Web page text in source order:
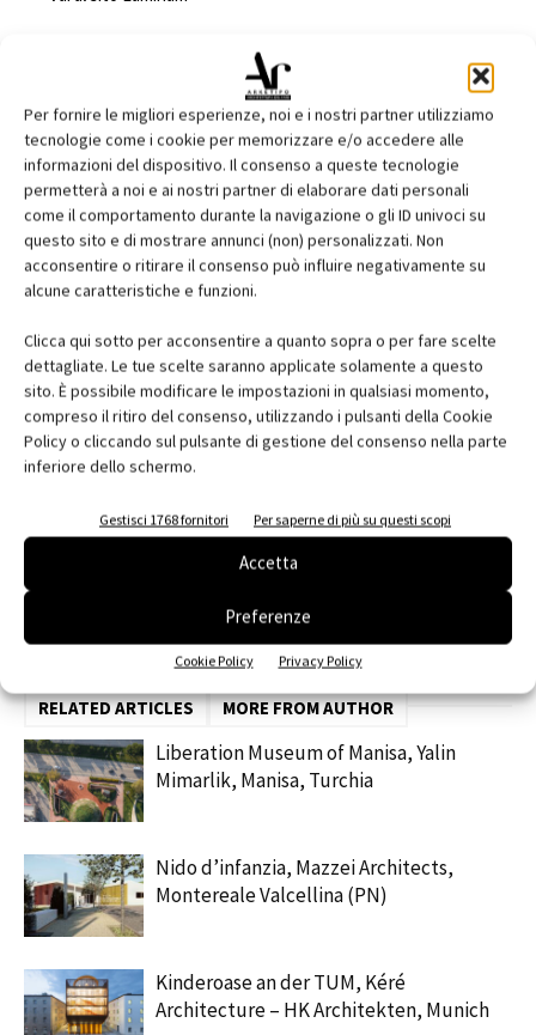
Per fornire le migliori esperienze, noi e i nostri partner utilizziamo
tecnologie come i cookie per memorizzare e/o accedere alle
informazioni del dispositivo. Il consenso a queste tecnologie
permetterà a noi e ai nostri partner di elaborare dati personali
come il comportamento durante la navigazione o gli ID univoci su
questo sito e di mostrare annunci (non) personalizzati. Non
acconsentire o ritirare il consenso può influire negativamente su
alcune caratteristiche e funzioni.
Clicca qui sotto per acconsentire a quanto sopra o per fare scelte
dettagliate. Le tue scelte saranno applicate solamente a questo
sito. È possibile modificare le impostazioni in qualsiasi momento,
compreso il ritiro del consenso, utilizzando i pulsanti della Cookie
Policy o cliccando sul pulsante di gestione del consenso nella parte
inferiore dello schermo.
Gestisci 1768 fornitori Per saperne di più su questi scopi
Accetta
Preferenze
Cookie Policy Privacy Policy
Nome:Laminam Spa
Indirizzo: Via Ghiarola Nuova, 258
Città:Fiorano Modenese
Cap:41042
Provincia:
MO
Regione:Emilia-Romagna
Fax: 0536 1844201
e-mail:info@laminam.it
Web: www.laminam.it
RELATED ARTICLES MORE FROM AUTHOR
Liberation Museum of Manisa, Yalin
Mimarlik, Manisa, Turchia
Nido d’infanzia, Mazzei Architects,
Montereale Valcellina (PN)
Kinderoase an der TUM, Kéré
Architecture – HK Architekten, Munich